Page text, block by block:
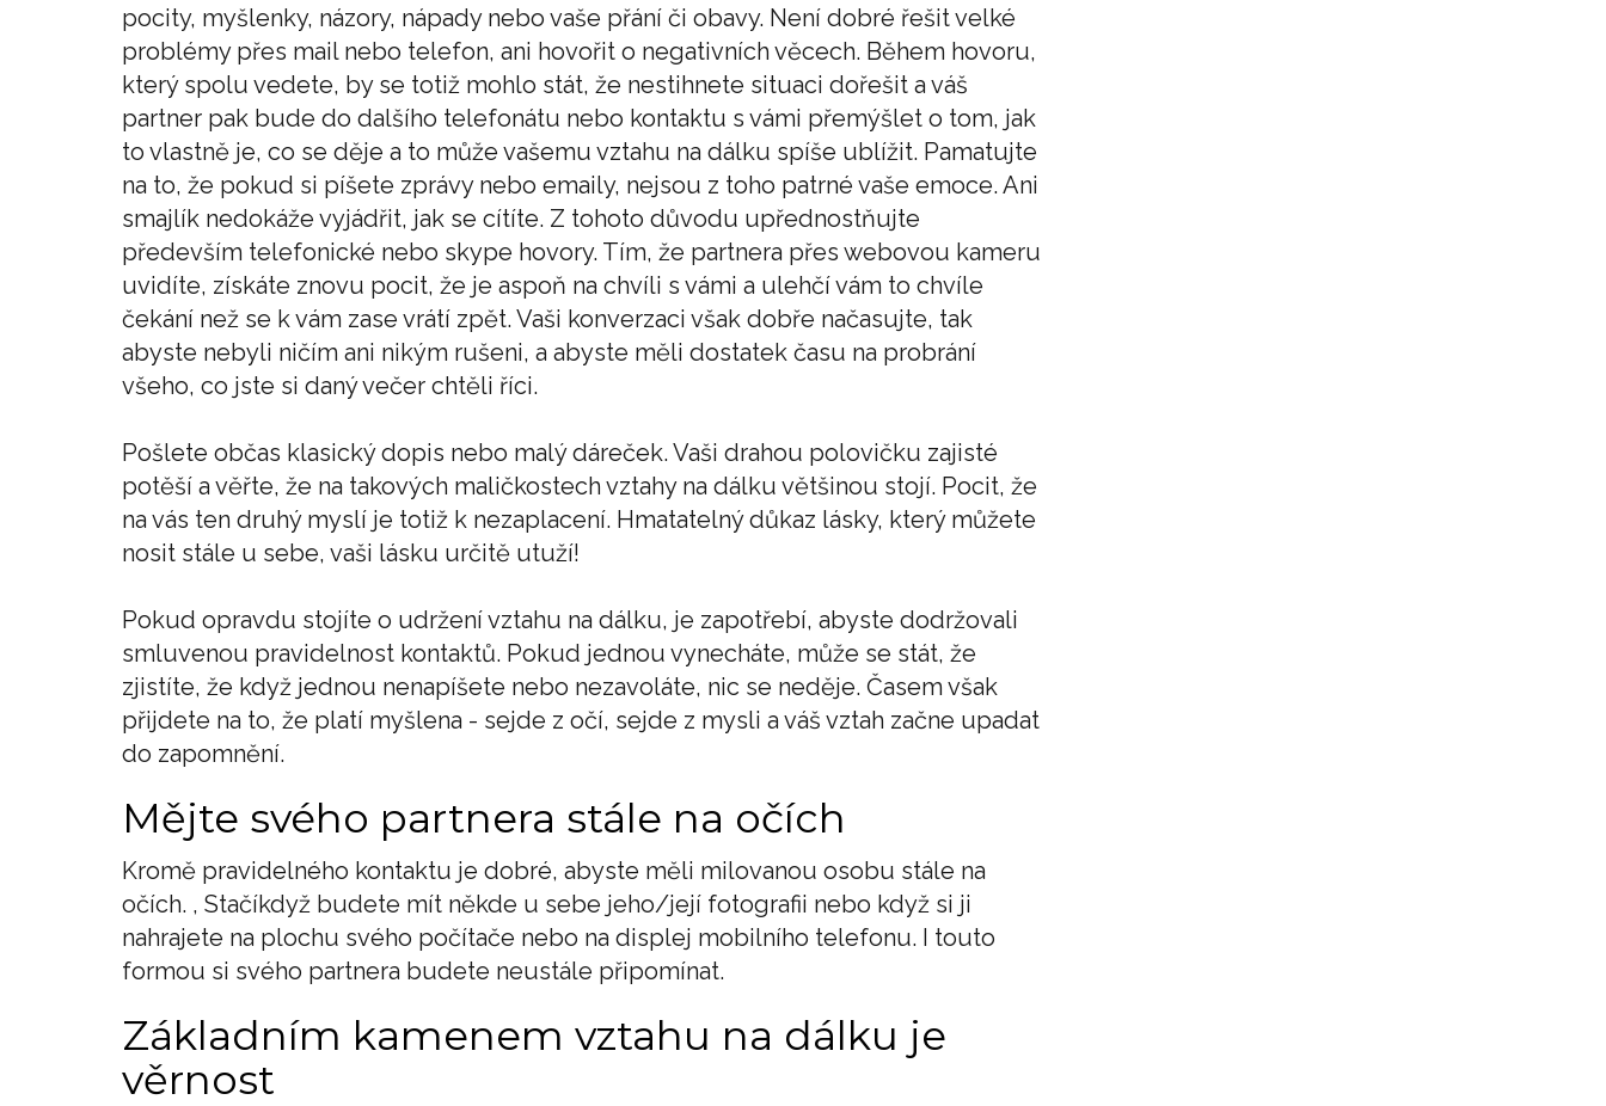
pocity, myšlenky, názory, nápady nebo vaše přání či obavy. Není dobré řešit velké
problémy přes mail nebo telefon, ani hovořit o negativních věcech. Během hovoru,
který spolu vedete, by se totiž mohlo stát, že nestihnete situaci dořešit a váš
partner pak bude do dalšího telefonátu nebo kontaktu s vámi přemýšlet o tom, jak
to vlastně je, co se děje a to může vašemu vztahu na dálku spíše ublížit. Pamatujte
na to, že pokud si píšete zprávy nebo emaily, nejsou z toho patrné vaše emoce. Ani
smajlík nedokáže vyjádřit, jak se cítíte. Z tohoto důvodu upřednostňujte
především telefonické nebo skype hovory. Tím, že partnera přes webovou kameru
uvidíte, získáte znovu pocit, že je aspoň na chvíli s vámi a ulehčí vám to chvíle
čekání než se k vám zase vrátí zpět. Vaši konverzaci však dobře načasujte, tak
abyste nebyli ničím ani nikým rušeni, a abyste měli dostatek času na probrání
všeho, co jste si daný večer chtěli říci.
Pošlete občas klasický dopis nebo malý dáreček. Vaši drahou polovičku zajisté
potěší a věřte, že na takových maličkostech vztahy na dálku většinou stojí. Pocit, že
na vás ten druhý myslí je totiž k nezaplacení. Hmatatelný důkaz lásky, který můžete
nosit stále u sebe, vaši lásku určitě utuží!
Pokud opravdu stojíte o udržení vztahu na dálku, je zapotřebí, abyste dodržovali
smluvenou pravidelnost kontaktů. Pokud jednou vynecháte, může se stát, že
zjistíte, že když jednou nenapíšete nebo nezavoláte, nic se neděje. Časem však
přijdete na to, že platí myšlena - sejde z očí, sejde z mysli a váš vztah začne upadat
do zapomnění.
Mějte svého partnera stále na očích
Kromě pravidelného kontaktu je dobré, abyste měli milovanou osobu stále na
očích. , Stačíkdyž budete mít někde u sebe jeho/její fotografii nebo když si ji
nahrajete na plochu svého počítače nebo na displej mobilního telefonu. I touto
formou si svého partnera budete neustále připomínat.
Základním kamenem vztahu na dálku je
věrnost